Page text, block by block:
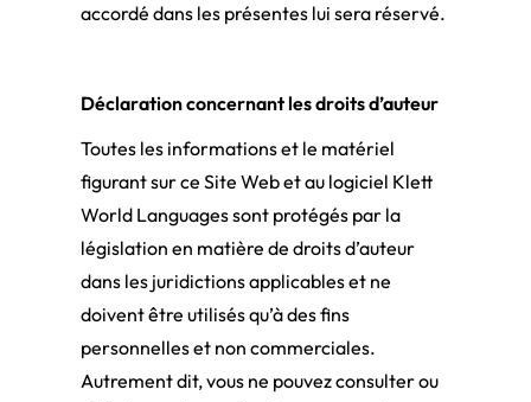
accordé dans les présentes lui sera réservé.
Déclaration concernant les droits d’auteur
Toutes les informations et le matériel
figurant sur ce Site Web et au logiciel Klett
World Languages sont protégés par la
législation en matière de droits d’auteur
dans les juridictions applicables et ne
doivent être utilisés qu’à des fins
personnelles et non commerciales.
Autrement dit, vous ne pouvez consulter ou